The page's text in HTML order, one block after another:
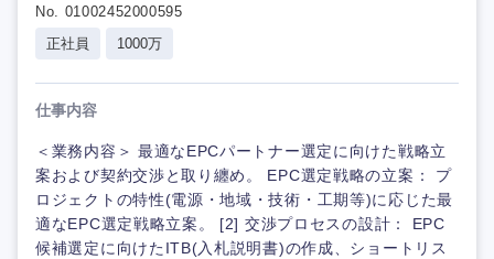
No. 01002452000595
正社員
1000万
仕事内容
＜業務内容＞ 最適なEPCパートナー選定に向けた戦略立
案および契約交渉と取り纏め。 EPC選定戦略の立案： プ
ロジェクトの特性(電源・地域・技術・工期等)に応じた最
適なEPC選定戦略立案。 [2] 交渉プロセスの設計： EPC
候補選定に向けたITB(入札説明書)の作成、ショートリス